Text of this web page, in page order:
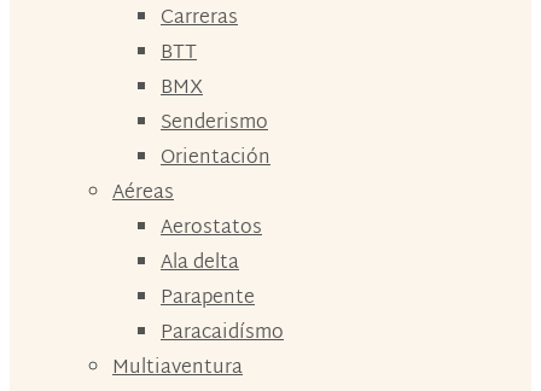
Carreras
BTT
BMX
Senderismo
Orientación
Aéreas
Aerostatos
Ala delta
Parapente
Paracaidísmo
Multiaventura